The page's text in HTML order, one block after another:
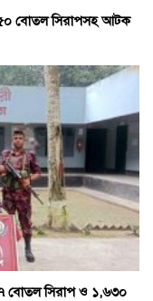
১৫০ বোতল সিরাপসহ আটক
৩৭ বোতল সিরাপ ও ১,৬৩০